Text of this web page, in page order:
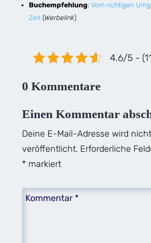
Buchempfehlung: Vom richtigen
Zeit(Werbelink)
4.6/5 -
0 Kommentare
Einen Kommentar
Deine E-Mail-Adresse wird nicht
veröffentlicht. Erforderliche
* markiert